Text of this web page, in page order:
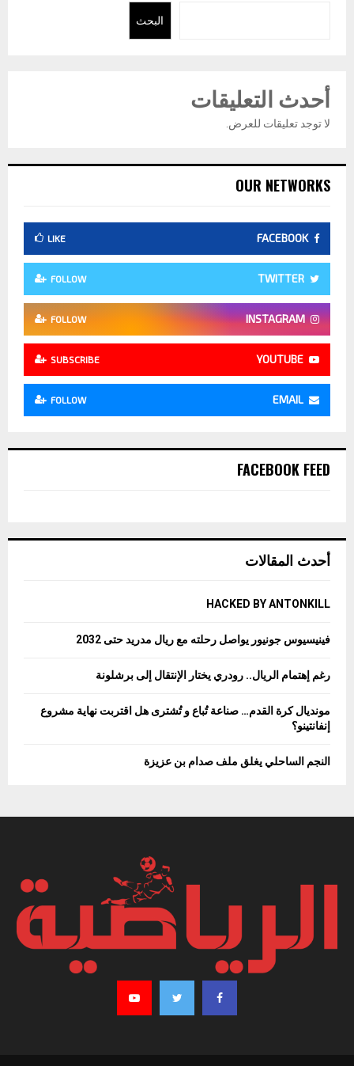
البحث
أحدث التعليقات
لا توجد تعليقات للعرض.
OUR NETWORKS
FACEBOOK
LIKE
TWITTER
FOLLOW
INSTAGRAM
FOLLOW
YOUTUBE
SUBSCRIBE
EMAIL
FOLLOW
FACEBOOK FEED
أحدث المقالات
HACKED BY ANTONKILL
فينيسيوس جونيور يواصل رحلته مع ريال مدريد حتى 2032
رغم إهتمام الريال.. رودري يختار الإنتقال إلى برشلونة
مونديال كرة القدم… صناعة تُباع و تُشترى هل اقتربت نهاية مشروع
إنفانتينو؟
النجم الساحلي يغلق ملف صدام بن عزيزة